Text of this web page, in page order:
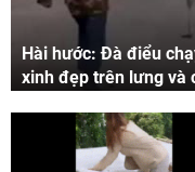
Hài hước: Đà điểu
xinh đẹp trên lưng và